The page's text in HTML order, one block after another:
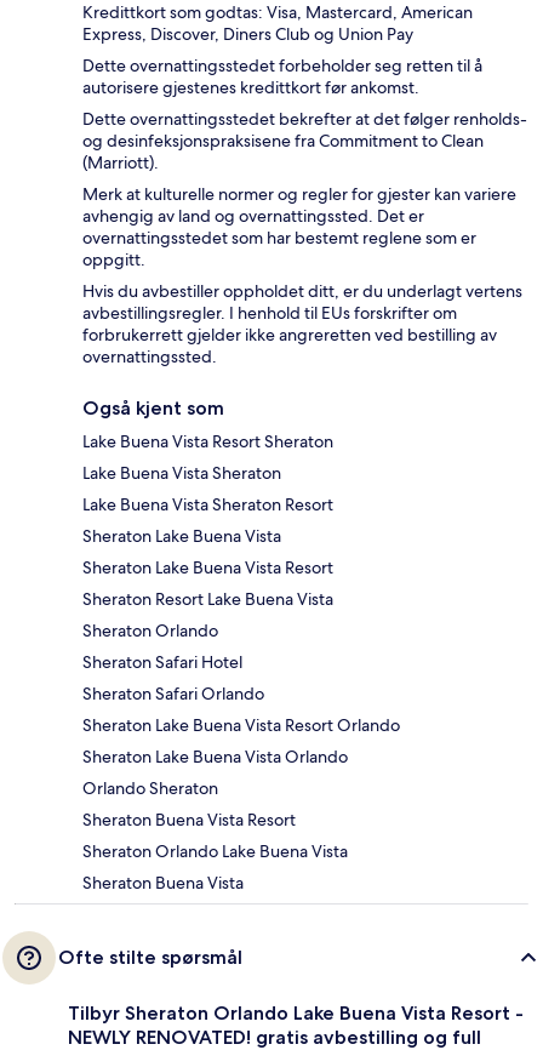
Kredittkort som godtas: Visa, Mastercard, American
Express, Discover, Diners Club og Union Pay
Dette overnattingsstedet forbeholder seg retten til å
autorisere gjestenes kredittkort før ankomst.
Dette overnattingsstedet bekrefter at det følger renholds-
og desinfeksjonspraksisene fra Commitment to Clean
(Marriott).
Merk at kulturelle normer og regler for gjester kan variere
avhengig av land og overnattingssted. Det er
overnattingsstedet som har bestemt reglene som er
oppgitt.
Hvis du avbestiller oppholdet ditt, er du underlagt vertens
avbestillingsregler. I henhold til EUs forskrifter om
forbrukerrett gjelder ikke angreretten ved bestilling av
overnattingssted.
Også kjent som
Lake Buena Vista Resort Sheraton
Lake Buena Vista Sheraton
Lake Buena Vista Sheraton Resort
Sheraton Lake Buena Vista
Sheraton Lake Buena Vista Resort
Sheraton Resort Lake Buena Vista
Sheraton Orlando
Sheraton Safari Hotel
Sheraton Safari Orlando
Sheraton Lake Buena Vista Resort Orlando
Sheraton Lake Buena Vista Orlando
Orlando Sheraton
Sheraton Buena Vista Resort
Sheraton Orlando Lake Buena Vista
Sheraton Buena Vista
Ofte stilte spørsmål
Tilbyr Sheraton Orlando Lake Buena Vista Resort -
NEWLY RENOVATED! gratis avbestilling og full